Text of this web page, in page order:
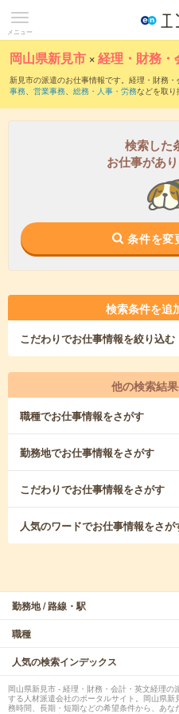
メニュー
岡山県新見市 ×経理・財務・
新見市の派遣のお仕事情報です。経理・財務・
事務、 営業事務、 総務・人事・労務などを取り
検索した
お仕事があ
条件を変
検索条件を追
こだわりでお仕事情報を絞り込む
他の検索結
職種でお仕事情報をさがす
勤務地でお仕事情報をさがす
こだわりでお仕事情報をさがす
人気のワードでお仕事情報をさが
勤務地 / 路線・駅
職種
人気の検索インデックス
岡山県新見市 - 経理・財務・会計・英文経理
する人材派遣会社のポータルサイト。岡山県
務時間、長期・短期などの希望条件から、あ